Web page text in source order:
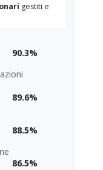
gestiti e
90.3%
89.6%
88.5%
86.5%